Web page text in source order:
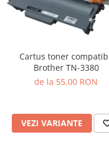
Cartus toner
Brother TN-3380
de la 55,00 RON
VEZI VARIANTE